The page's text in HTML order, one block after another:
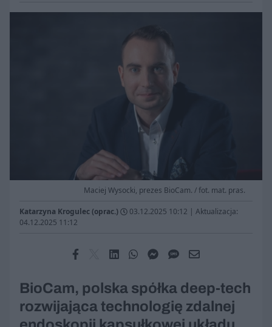
Maciej Wysocki, prezes BioCam. / fot. mat. pras.
Katarzyna Krogulec (oprac.) 03.12.2025 10:12 | Aktualizacja:
04.12.2025 11:12
BioCam, polska spółka deep-tech
rozwijająca technologię zdalnej